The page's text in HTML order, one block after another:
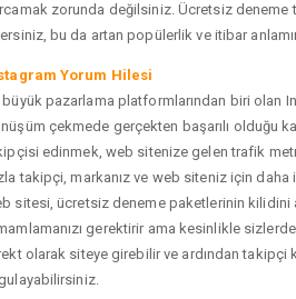
zorunda değilsiniz. Ücretsiz deneme
bu da artan popülerlik ve itibar
Yorum Hilesi
büyük pazarlama platformlarından biri olan
çekmede gerçekten başarılı olduğu
edinmek, web sitenize gelen trafik
takipçi, markanız ve web siteniz için daha
sitesi, ücretsiz deneme paketlerinin kilidini
gerektirir ama kesinlikle
olarak siteye girebilir ve ardından takipçi